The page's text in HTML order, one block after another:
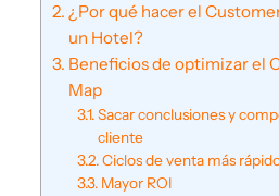
¿Por qué hacer el
un Hotel?
Beneficios de optimizar el
Map
Sacar conclusiones y
cliente
Ciclos de venta más
Mayor ROI